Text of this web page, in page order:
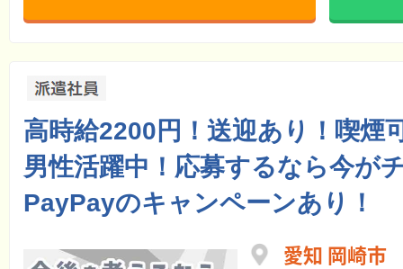
高時給2200円！送迎あり！喫煙
男性活躍中！応募するなら今が
PayPayのキャンペーンあり！
愛知 岡崎市